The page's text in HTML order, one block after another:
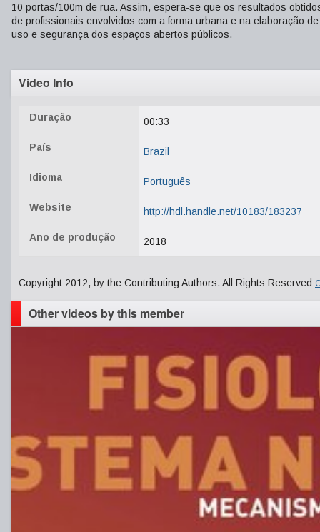
10 portas/100m de rua. Assim, espera-se que os resultados
de profissionais envolvidos com a forma urbana e na elaboração
uso e segurança dos espaços abertos públicos.
Video Info
Duração 00:33
País Brazil
Idioma Português
Website http://hdl.handle.net/10183/183237
Ano de produção 2018
Copyright 2012, by the Contributing Authors. All Rights Reserved
Other videos by this member